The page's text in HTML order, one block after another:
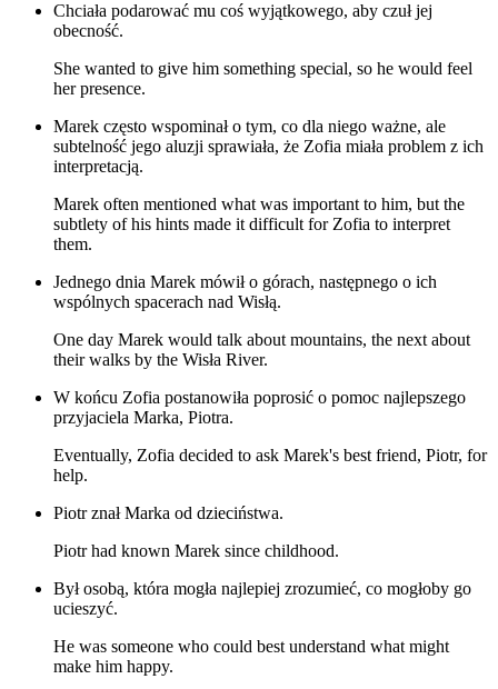
Chciała podarować mu coś wyjątkowego, aby czuł jej
obecność.
She wanted to give him something special, so he would feel
her presence.
Marek często wspominał o tym, co dla niego ważne, ale
subtelność jego aluzji sprawiała, że Zofia miała problem z ich
interpretacją.
Marek often mentioned what was important to him, but the
subtlety of his hints made it difficult for Zofia to interpret
them.
Jednego dnia Marek mówił o górach, następnego o ich
wspólnych spacerach nad Wisłą.
One day Marek would talk about mountains, the next about
their walks by the Wisła River.
W końcu Zofia postanowiła poprosić o pomoc najlepszego
przyjaciela Marka, Piotra.
Eventually, Zofia decided to ask Marek's best friend, Piotr, for
help.
Piotr znał Marka od dzieciństwa.
Piotr had known Marek since childhood.
Był osobą, która mogła najlepiej zrozumieć, co mogłoby go
ucieszyć.
He was someone who could best understand what might
make him happy.